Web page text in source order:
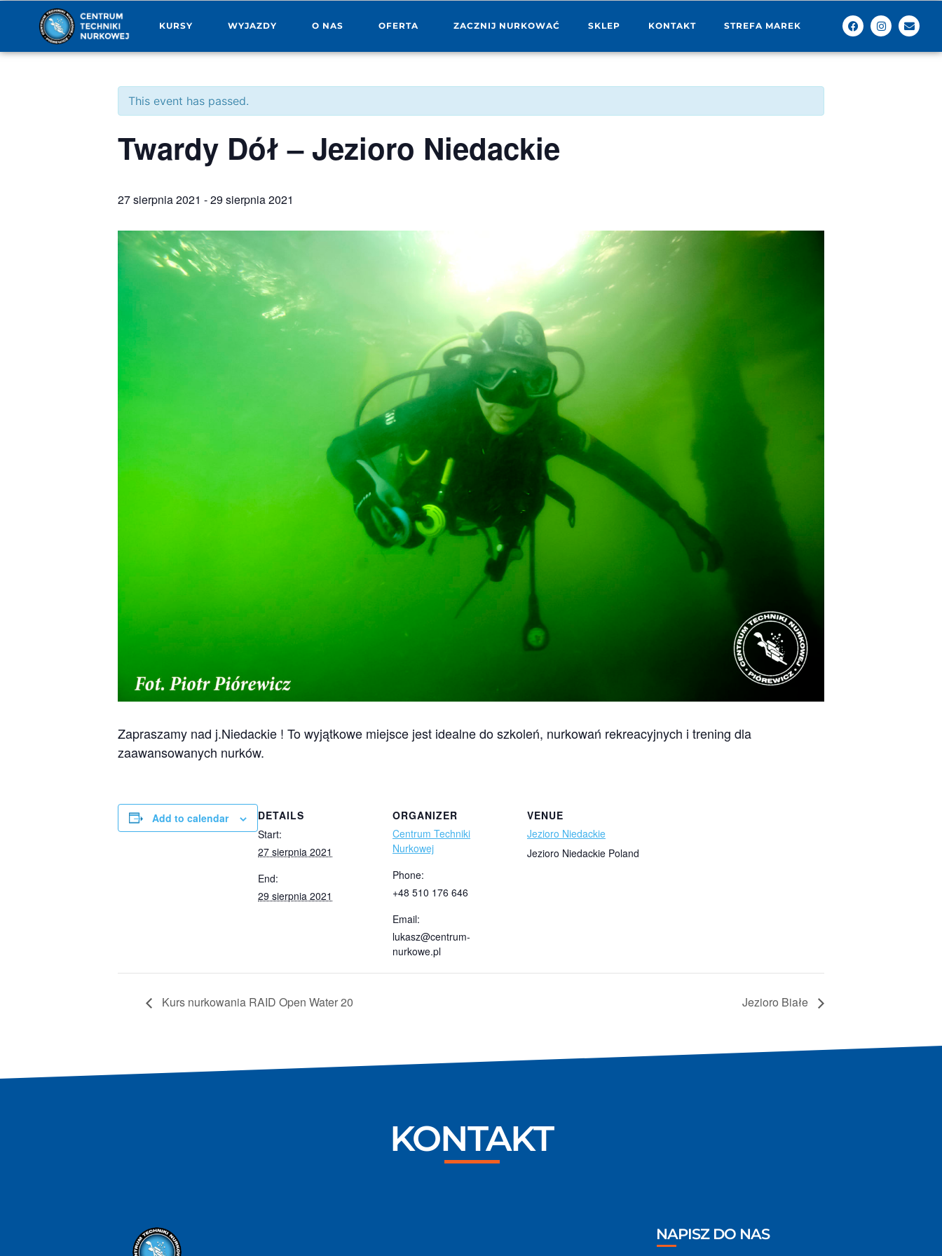
KURSY WYJAZDY O NAS OFERTA ZACZNIJ NURKOWAĆ SKLEP KONTAKT STREFA MAREK
This event has passed.
Twardy Dół – Jezioro Niedackie
27 sierpnia 2021 -29 sierpnia 2021
Zapraszamy nad j.Niedackie ! To wyjątkowe miejsce jest idealne do szkoleń, nurkowań rekreacyjnych i trening dla
zaawansowanych nurków.
Add to calendar
DETAILS
Start:
27 sierpnia 2021
End:
29 sierpnia 2021
ORGANIZER
Centrum Techniki
Nurkowej
Phone:
+48 510 176 646
Email:
lukasz@centrum-
nurkowe.pl
VENUE
Jezioro Niedackie
Jezioro Niedackie Poland
Kurs nurkowania RAID Open Water 20 Jezioro Białe
KONTAKT
NAPISZ DO NAS